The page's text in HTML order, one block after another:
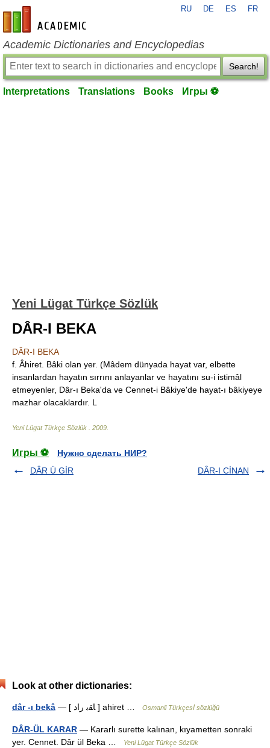
en-academic.com
RU DE ES FR
Academic Dictionaries and Encyclopedias
Search!
Interpretations Translations Books Игры ⚽
Yeni Lügat Türkçe Sözlük
DÂR-I BEKA
DÂR-I BEKA
f. Âhiret. Bâki olan yer. (Mâdem dünyada hayat var, elbette
insanlardan hayatın sırrını anlayanlar ve hayatını su-i istimâl
etmeyenler, Dâr-ı Beka'da ve Cennet-i Bâkiye'de hayat-ı bâkiyeye
mazhar olacaklardır. L
Yeni Lügat Türkçe Sözlük 2009
Игры ⚽
Нужно сделать НИР?
DÂR Ü GİR
DÂR-I CİNAN
Look at other dictionaries:
dâr -ı bekâ — [ ﺎﻘﺑ راد ] ahiret … Osmanli Türkçesİ sözlüğü
DÂR-ÜL KARAR — Kararlı surette kalınan, kıyametten sonraki
yer. Cennet. Dâr ül Beka …
Yeni Lügat Türkçe Sözlük